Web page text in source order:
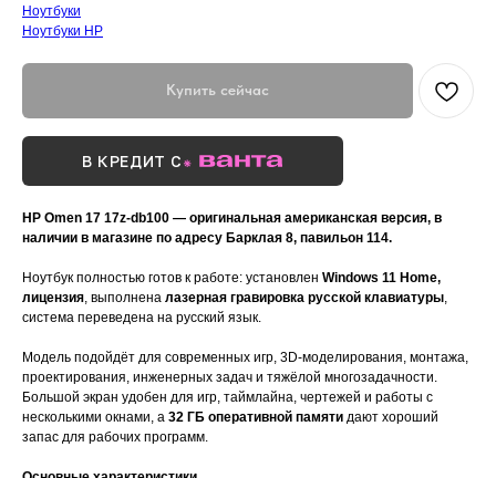
Ноутбуки
Ноутбуки HP
Купить сейчас
В КРЕДИТ С
HP Omen 17 17z-db100 — оригинальная американская версия, в
наличии в магазине по адресу Барклая 8, павильон 114.
Ноутбук полностью готов к работе: установлен Windows 11 Home,
лицензия, выполнена лазерная гравировка русской клавиатуры,
система переведена на русский язык.
Модель подойдёт для современных игр, 3D-моделирования, монтажа,
проектирования, инженерных задач и тяжёлой многозадачности.
Большой экран удобен для игр, таймлайна, чертежей и работы с
несколькими окнами, а 32 ГБ оперативной памяти дают хороший
запас для рабочих программ.